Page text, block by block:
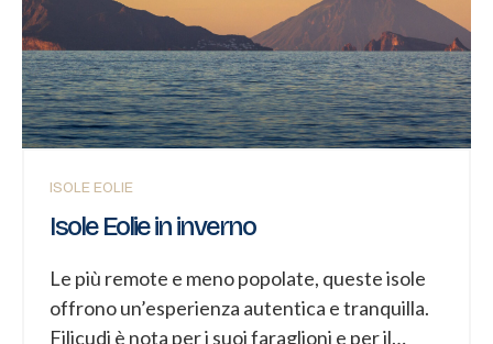
passione le piante sul suo balcone. Un giorno,
un moro (un uomo arabo) si innamorò
perdutamente di lei. Lui le dichiarò il suo
amore, e la ragazza ricambiò. Presto, però,
scoprì che l’uomo aveva moglie e figli in
ISOLE EOLIE
Isole Eolie in inverno
Le più remote e meno popolate, queste isole
offrono un’esperienza autentica e tranquilla.
Filicudi è nota per i suoi faraglioni e per il